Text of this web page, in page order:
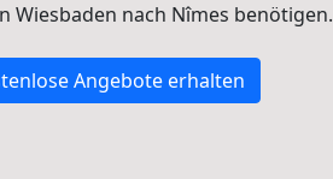
Wiesbaden nach Nîmes benötigen.
Angebote erhalten